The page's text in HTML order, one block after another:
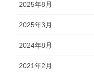
2025年8月
2025年3月
2024年8月
2021年2月